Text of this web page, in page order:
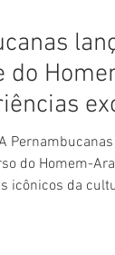
do
herói
do Homem-
icônicos da
Novo Dia",